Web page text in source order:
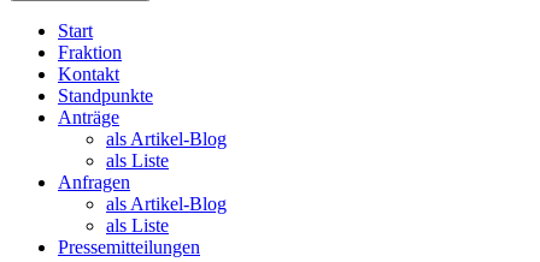
Springe
zum
Inhalt
Start
Fraktion
Kontakt
Standpunkte
Anträge
als Artikel-Blog
als Liste
Anfragen
als Artikel-Blog
als Liste
Pressemitteilungen